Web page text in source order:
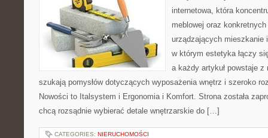
internetowa, która
meblowej oraz
urządzających mieszkanie
w którym estetyka łączy
a każdy artykuł powstaje
szukają pomysłów dotyczących wyposażenia wnętrz i szeroko
Nowości to Italsystem i Ergonomia i Komfort. Strona została
chcą rozsądnie wybierać detale wnętrzarskie do […]
CATEGORIES: NIERUCHOMOŚCI